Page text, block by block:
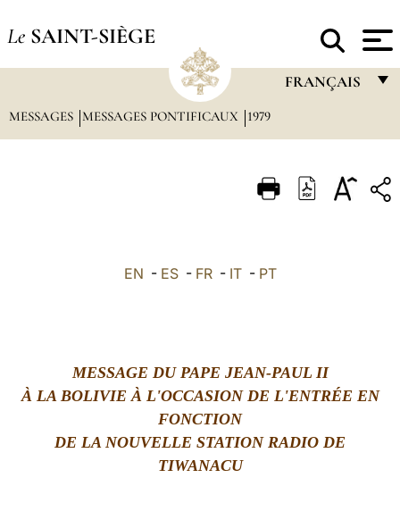
Le SAINT-SIÈGE
FRANÇAIS
ITALIANO
中文
MESSAGES MESSAGES PONTIFICAUX 1979
EN - ES- FR- IT- PT
MESSAGE DU PAPE JEAN-PAUL II
À LA BOLIVIE À L'OCCASION DE L'ENTRÉE EN
FONCTION
DE LA NOUVELLE STATION RADIO DE
TIWANACU